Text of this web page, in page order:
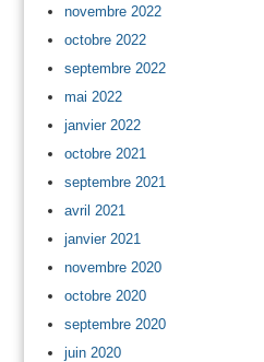
novembre 2022
octobre 2022
septembre 2022
mai 2022
janvier 2022
octobre 2021
septembre 2021
avril 2021
janvier 2021
novembre 2020
octobre 2020
septembre 2020
juin 2020